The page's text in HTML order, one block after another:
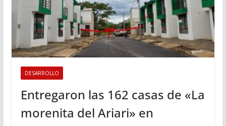
DESARROLLO
Entregaron las 162 casas de «La
morenita del Ariari» en